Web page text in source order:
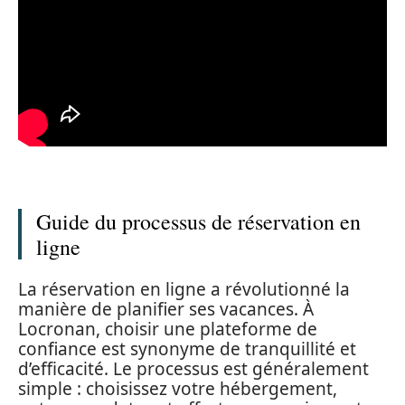
Guide du processus de réservation en
ligne
La réservation en ligne a révolutionné la
manière de planifier ses vacances. À
Locronan, choisir une plateforme de
confiance est synonyme de tranquillité et
d’efficacité. Le processus est généralement
simple : choisissez votre hébergement,